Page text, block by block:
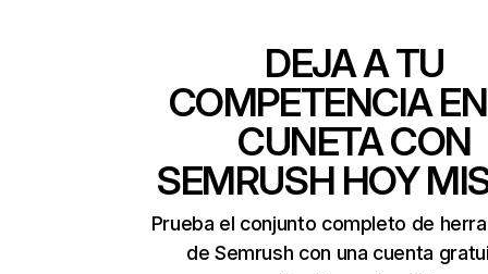
DEJA A TU
COMPETENCIA
CUNETA CON
SEMRUSH HOY
Prueba el conjunto completo de
de Semrush con una cuenta